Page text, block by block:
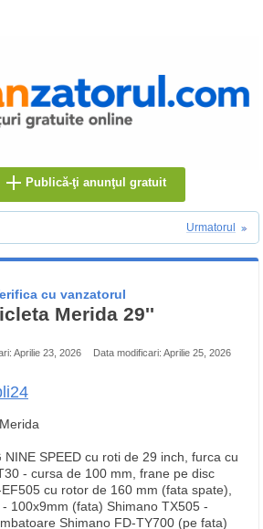
Publică-ţi anunţul gratuit
Urmatorul
cu vanzatorul
Merida 29''
Aprilie 23, 2026 Data modificari: Aprilie 25, 2026
SPEED cu roti de 29 inch, furca cu
- cursa de 100 mm, frane pe disc
cu rotor de 160 mm (fata spate),
100x9mm (fata) Shimano TX505 -
Shimano FD-TY700 (pe fata)